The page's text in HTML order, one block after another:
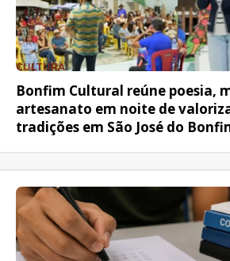
CULTURA
Bonfim Cultural reúne poesia,
artesanato em noite de
tradições em São José do